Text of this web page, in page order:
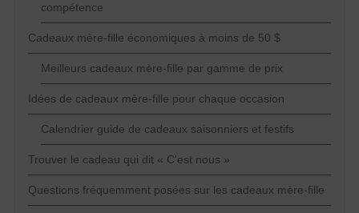
compétence
Cadeaux mère-fille économiques à moins de 50 $
Meilleurs cadeaux mère-fille par gamme de prix
Idées de cadeaux mère-fille pour chaque occasion
Calendrier guide de cadeaux saisonniers et festifs
Trouver le cadeau qui dit « C'est nous »
Questions fréquemment posées sur les cadeaux mère-fille